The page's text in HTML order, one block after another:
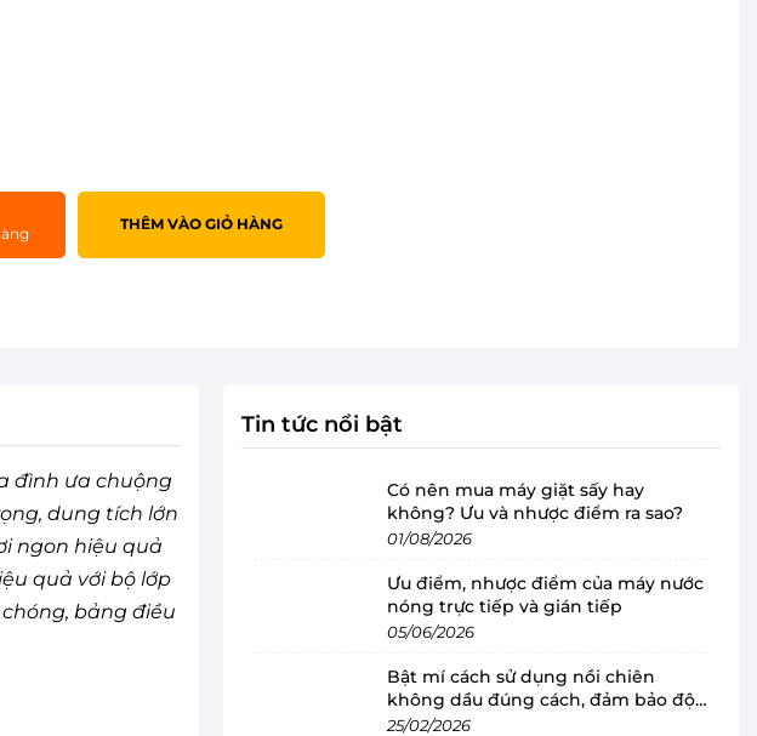
THÊM VÀO GIỎ HÀNG
đình ưa chuộng
dung tích lớn
ngon hiệu quả
quả với bộ lớp
bảng điều
Tin tức nổi bật
Có nên mua máy giặt sấy hay
không? Ưu và nhược điểm ra sao?
01/08/2026
Ưu điểm, nhược điểm của máy nước
nóng trực tiếp và gián tiếp
05/06/2026
Bật mí cách sử dụng nồi chiên
không dầu đúng cách, đảm bảo độ
bền
25/02/2026